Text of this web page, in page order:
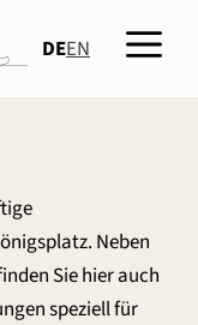
DEEN
Neben
Sie hier auch
speziell für